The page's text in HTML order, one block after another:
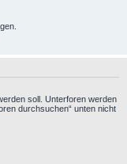
soll. Unterforen werden
durchsuchen“ unten nicht